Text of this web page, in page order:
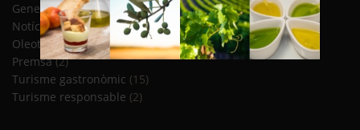
General(8)
Notícies(4)
Oleoturisme(13)
Premsa(2)
Turisme gastronòmic (15)
Turisme responsable (2)